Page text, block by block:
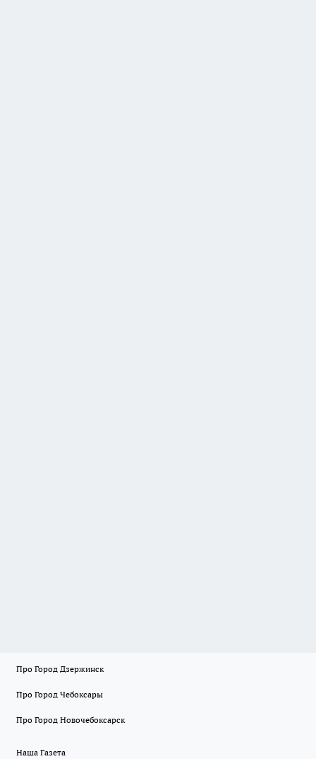
Про Город Дзержинск
Про Город Чебоксары
Про Город Новочебоксарск
Наша Газета